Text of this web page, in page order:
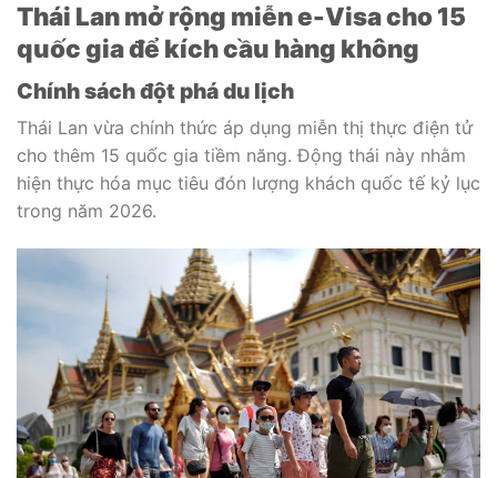
Thái Lan mở rộng miễn e-Visa cho 15
quốc gia để kích cầu hàng không
Chính sách đột phá du lịch
Thái Lan vừa chính thức áp dụng miễn thị thực điện tử
cho thêm 15 quốc gia tiềm năng. Động thái này nhằm
hiện thực hóa mục tiêu đón lượng khách quốc tế kỷ lục
trong năm 2026.